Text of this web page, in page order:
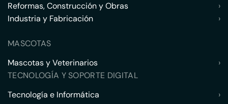
Reformas, Construcción y Obras
›
Industria y Fabricación
›
MASCOTAS
Mascotas y Veterinarios
›
TECNOLOGÍA Y SOPORTE DIGITAL
Tecnología e Informática
›